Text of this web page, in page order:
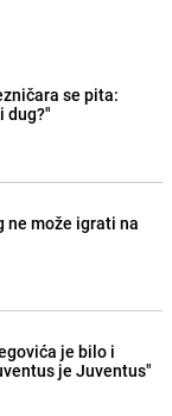
se pita:
dug?"
ne može igrati na
je bilo i
je Juventus"